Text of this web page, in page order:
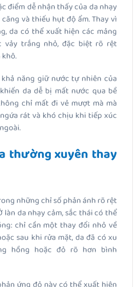
điểm dễ nhận thấy của da nhạy
và thiếu hụt độ ẩm. Thay vì
da có thể xuất hiện các mảng
vảy trắng nhỏ, đặc biệt rõ rệt
năng giữ nước tự nhiên của
da dễ bị mất nước qua bề
chỉ mất đi vẻ mượt mà mà
rát và khó chịu khi tiếp xúc
thường xuyên thay
những chỉ số phản ánh rõ rệt
làn da nhạy cảm, sắc thái có thể
chỉ cần một thay đổi nhỏ về
sau khi rửa mặt, da đã có xu
hồng hoặc đỏ rõ hơn bình